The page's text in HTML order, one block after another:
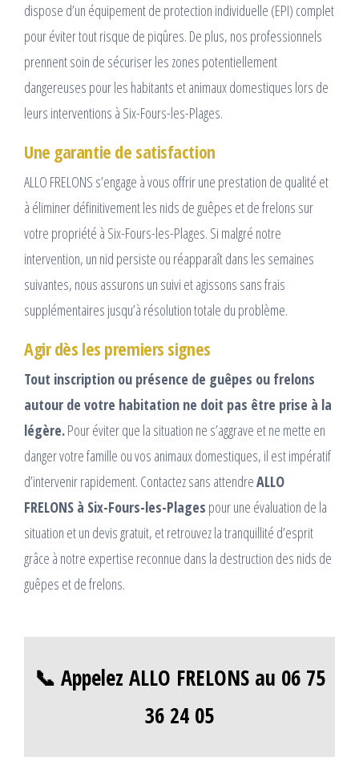
dispose d’un équipement de protection individuelle (EPI) complet
pour éviter tout risque de piqûres. De plus, nos professionnels
prennent soin de sécuriser les zones potentiellement
dangereuses pour les habitants et animaux domestiques lors de
leurs interventions à Six-Fours-les-Plages.
Une garantie de satisfaction
ALLO FRELONS s’engage à vous offrir une prestation de qualité et
à éliminer définitivement les nids de guêpes et de frelons sur
votre propriété à Six-Fours-les-Plages. Si malgré notre
intervention, un nid persiste ou réapparaît dans les semaines
suivantes, nous assurons un suivi et agissons sans frais
supplémentaires jusqu’à résolution totale du problème.
Agir dès les premiers signes
Tout inscription ou présence de guêpes ou frelons
autour de votre habitation ne doit pas être prise à la
légère.Pour éviter que la situation ne s’aggrave et ne mette en
danger votre famille ou vos animaux domestiques, il est impératif
d’intervenir rapidement. Contactez sans attendreALLO
FRELONS à Six-Fours-les-Plages pour une évaluation de la
situation et un devis gratuit, et retrouvez la tranquillité d’esprit
grâce à notre expertise reconnue dans la destruction des nids de
guêpes et de frelons.
📞 Appelez ALLO FRELONS au 06 75
36 24 05